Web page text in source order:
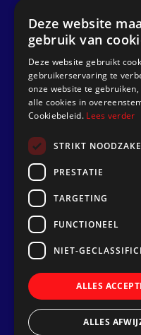
Deze website
gebruik van
Deze website gebruikt
gebruikerservaring te
onze website te
alle cookies in
Cookiebeleid. Lees verder
STRIKT
PRESTATIE
TARGETING
FUNCTIONEEL
NIET-
ALLES
ALLES